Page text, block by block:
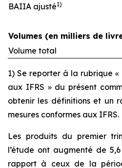
BAIIA ajusté1)
Volumes (en milliers de
Volume total
1) Se reporter à la rubrique «
aux IFRS » du présent
obtenir les définitions et un
mesures conformes aux IFRS.
Les produits du premier
l’étude ont augmenté de
rapport à ceux de la